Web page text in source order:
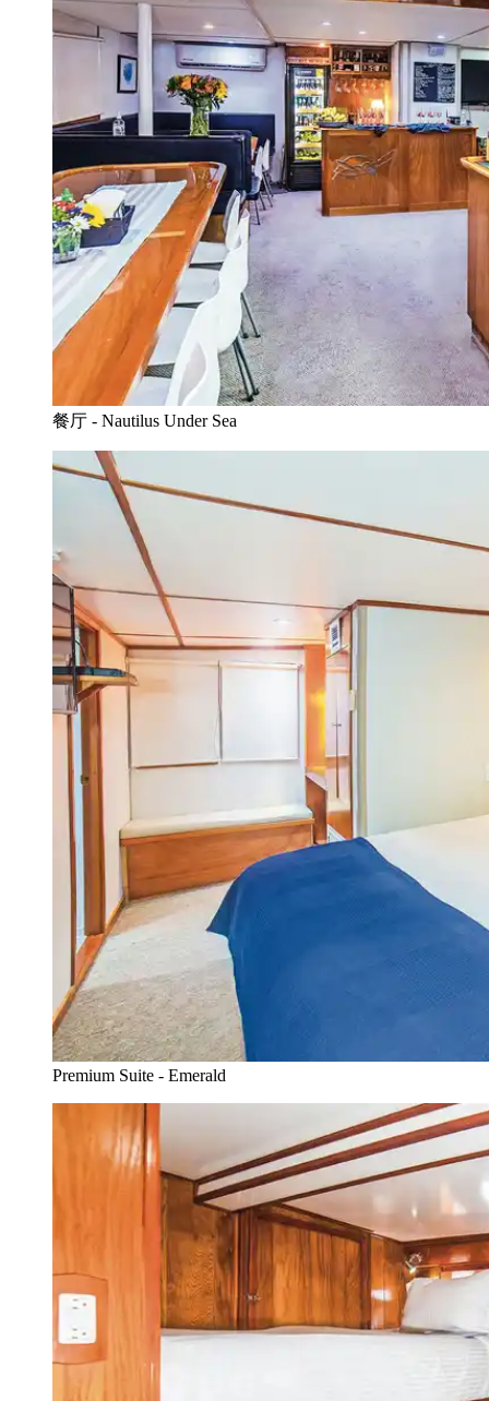
餐厅 - Nautilus Under Sea
Premium Suite - Emerald